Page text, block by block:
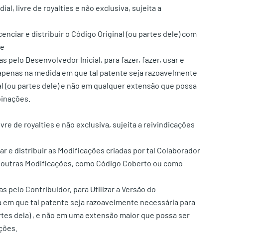
livre de royalties e não exclusiva, sujeita a
e distribuir o Código Original (ou partes dele) com
pelo Desenvolvedor Inicial, para fazer, fazer, usar e
na medida em que tal patente seja razoavelmente
partes dele) e não em qualquer extensão que possa
de royalties e não exclusiva, sujeita a reivindicações
e distribuir as Modificações criadas por tal Colaborador
Modificações, como Código Coberto ou como
pelo Contribuidor, para Utilizar a Versão do
que tal patente seja razoavelmente necessária para
dela) , e não em uma extensão maior que possa ser